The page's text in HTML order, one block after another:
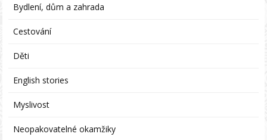
Bydlení, dům a zahrada
Cestování
Děti
English stories
Myslivost
Neopakovatelné okamžiky